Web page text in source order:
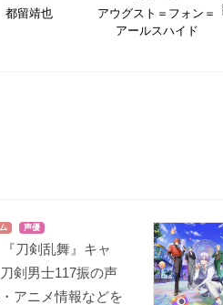
都留靖也
アウグスト＝フォン＝
アールスハイド
声優
『刀剣乱舞』キャ
剣男士117振の声
アニメ情報などを